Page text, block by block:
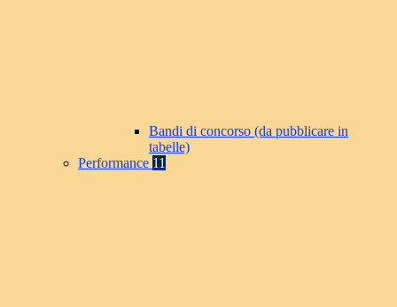
Bandi di concorso (da pubblicare in
tabelle)
Performance 11